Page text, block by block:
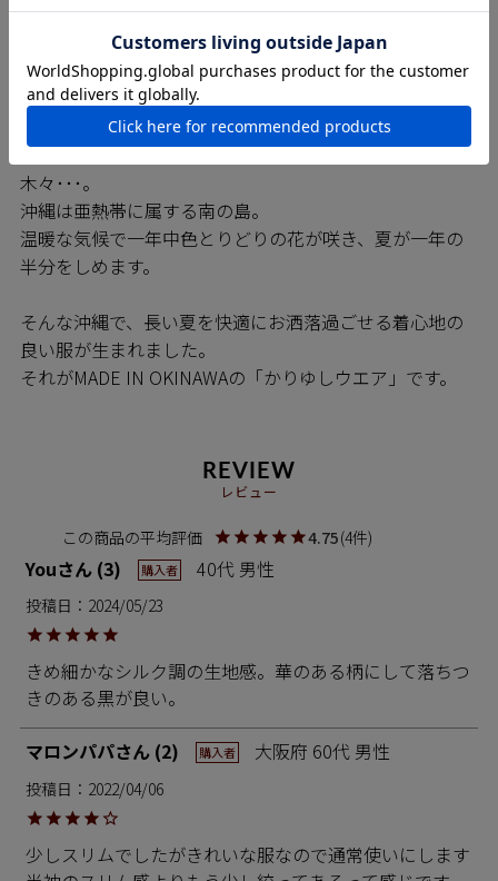
ち早く「※巻き伏せ縫い」の技術を確立しており、
MAJUNシャツは高いレベルの縫製が約束されています。
※巻き伏せ本縫い・・・耐久性の高い縫製方法で仕上が
りの見栄えもよく、オーダーメイドシャツや 高級ブラン
ドのシャツでも多く採用されている縫製方法です。
青い海、青い空、まぶしい日差し、色とりどりの花や
木々･･･。
沖縄は亜熱帯に属する南の島。
温暖な気候で一年中色とりどりの花が咲き、夏が一年の
半分をしめます。
そんな沖縄で、長い夏を快適にお洒落過ごせる着心地の
良い服が生まれました。
それがMADE IN OKINAWAの「かりゆしウエア」です。
REVIEW
レビュー
4.75 4
You 3 購入者 40代 男性
投稿日 2024/05/23
きめ細かなシルク調の生地感。華のある柄にして落ちつ
きのある黒が良い。
マロンパパ 2 購入者 大阪府 60代 男性
投稿日 2022/04/06
少しスリムでしたがきれいな服なので通常使いにします